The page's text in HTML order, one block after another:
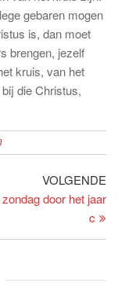
gebaren mogen
is, dan moet
brengen, jezelf
kruis, van het
die Christus,
VOLGENDE
door het jaar
c